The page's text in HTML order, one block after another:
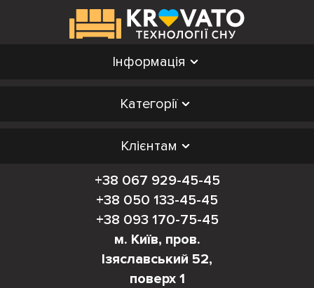
Інформація
Категорії
Клієнтам
+38 067 929-45-45
+38 050 133-45-45
+38 093 170-75-45
м. Київ, пров.
Ізяславський 52,
поверх 1